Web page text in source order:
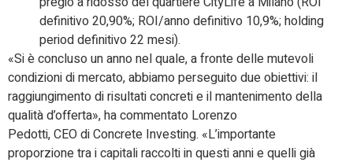
definitivo 20,90%; ROI/anno definitivo 10,9%; holding
period definitivo 22 mesi).
«Si è concluso un anno nel quale, a fronte delle mutevoli
condizioni di mercato, abbiamo perseguito due obiettivi: il
raggiungimento di risultati concreti e il mantenimento della
qualità d’offerta», ha commentato Lorenzo
Pedotti, CEO di Concrete Investing. «L’importante
proporzione tra i capitali raccolti in questi anni e quelli già